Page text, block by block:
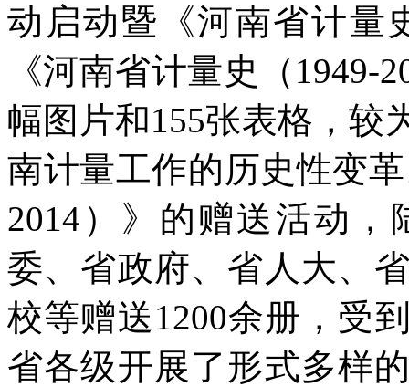
动启动暨《河南省计量
《河南省计量史（1949-
幅图片和155张表格，较
南计量工作的历史性变
2014）》的赠送活动
委、省政府、省人大、
校等赠送1200余册，受
省各级开展了形式多样